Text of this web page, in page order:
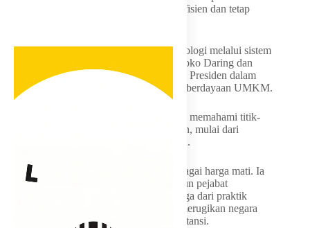
mengimplementasikannya secara efektif, efisien dan tetap
Kedua, memaksimalkan pemanfaatan teknologi melalui sistem
pengadaan elektronik seperti E-Katalog, Toko Daring dan
SPSE LKPP, sekaligus mendukung arahan Presiden dalam
penggunaan produk dalam negeri dan pemberdayaan UMKM.
Ketiga, memperkuat mitigasi risiko dengan memahami titik-
titik rawan dalam setiap tahapan pengadaan, mulai dari
perencanaan hingga serah terima pekerjaan.
Keempat, menjunjung tinggi integritas sebagai harga mati. Ia
menegaskan jabatan PA/KPA, PPK maupun pejabat
pengadaan adalah amanah yang harus dijaga dari praktik
gratifikasi maupun intervensi yang dapat merugikan negara
serta mencoreng nama baik pribadi dan instansi.